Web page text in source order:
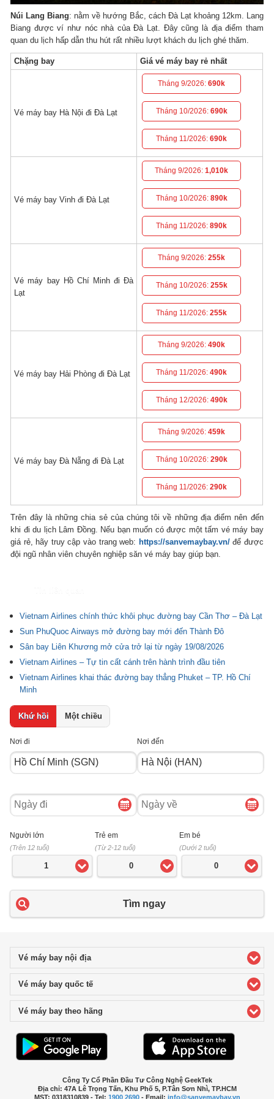
Núi Lang Biang: nằm về hướng Bắc, cách Đà Lạt khoảng 12km. Lang
Biang được ví như nóc nhà của Đà Lạt. Đây cũng là địa điểm tham
quan du lịch hấp dẫn thu hút rất nhiều lượt khách du lịch ghé thăm.
Chặng bay Giá vé máy bay rẻ nhất
Vé máy bay Hà Nội đi Đà Lạt
Tháng 9/2026:690k
Tháng 10/2026: 690k
Tháng 11/2026:690k
Vé máy bay Vinh đi Đà Lạt
Tháng 9/2026:1,010k
Tháng 10/2026: 890k
Tháng 11/2026:890k
Vé máy bay Hồ Chí Minh đi Đà
Lạt
Tháng 9/2026:255k
Tháng 10/2026: 255k
Tháng 11/2026:255k
Vé máy bay Hải Phòng đi Đà Lạt
Tháng 9/2026:490k
Tháng 11/2026:490k
Tháng 12/2026: 490k
Vé máy bay Đà Nẵng đi Đà Lạt
Tháng 9/2026:459k
Tháng 10/2026: 290k
Tháng 11/2026:290k
Trên đây là những chia sẻ của chúng tôi về những địa điểm nên đến
khi đi du lịch Lâm Đồng. Nếu bạn muốn có được một tấm vé máy bay
giá rẻ, hãy truy cập vào trang web: https://sanvemaybay.vn/để được
đội ngũ nhân viên chuyên nghiệp săn vé máy bay giúp bạn.
Vietnam Airlines chính thức khôi phục đường bay Cần Thơ – Đà Lạt
Sun PhuQuoc Airways mở đường bay mới đến Thành Đô
Sân bay Liên Khương mở cửa trở lại từ ngày 19/08/2026
Vietnam Airlines – Tự tin cất cánh trên hành trình đầu tiên
Vietnam Airlines khai thác đường bay thẳng Phuket – TP. Hồ Chí
Minh
Khứ hồi Một chiều
Nơi đi Nơi đến
Ngày
đi
Ngày
về
Người lớn
(Trên 12 tuổi)
1
Trẻ em
(Từ 2-12 tuổi)
0
Em bé
(Dưới 2 tuổi)
0
Tìm ngay
Vé máy bay nội địaclick to expand contents
Vé máy bay quốc tếclick to expand contents
Vé máy bay theo hãng
Công Ty Cổ Phần Đầu Tư Công Nghệ GeekTek
Địa chỉ: 47A Lê Trọng Tấn, Khu Phố 5, P.Tân Sơn Nhì, TP.HCM
MST: 0318310839 - Tel: 1900 2690- Email: info@sanvemaybay.vn